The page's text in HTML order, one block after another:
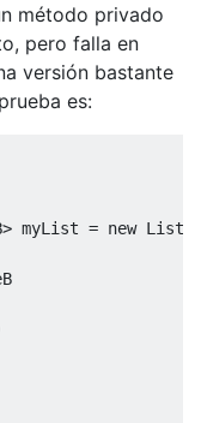
método privado
pero falla en
versión bastante
es:
> myList = new List